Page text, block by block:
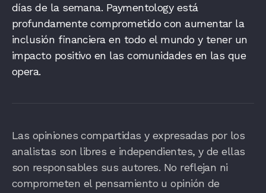
días de la semana. Paymentology está
profundamente comprometido con aumentar la
inclusión financiera en todo el mundo y tener un
impacto positivo en las comunidades en las que
opera.
Las opiniones compartidas y expresadas por los
analistas son libres e independientes, y de ellas
son responsables sus autores. No reflejan ni
comprometen el pensamiento u opinión de